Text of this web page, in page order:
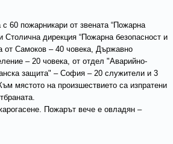
60 пожарникари от звената “Пожарна
дирекция “Пожарна безопасност и
от Самоков – 40 човека, Държавно
– 20 човека, от отдел "Аварийно-
защита" – София – 20 служители и 3
мястото на произшествието са изпратени
Пожарът вече е овладян –